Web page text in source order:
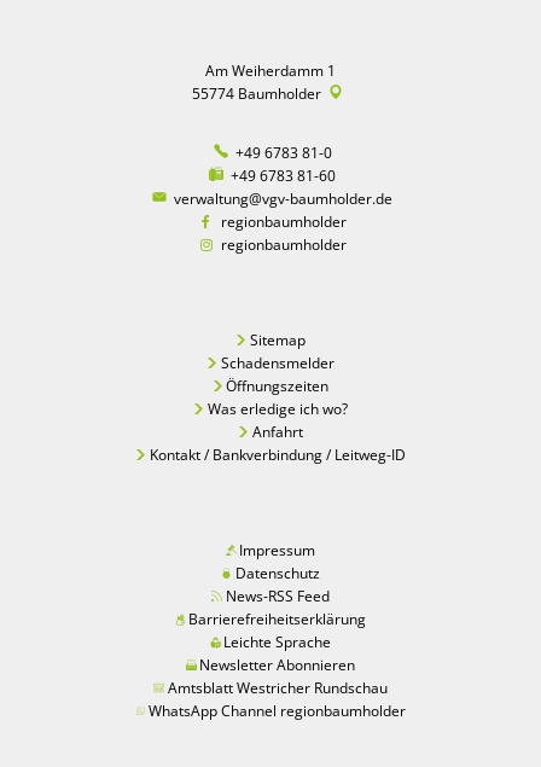
Am Weiherdamm 1
55774 Baumholder
+49 6783 81-0
+49 6783 81-60
verwaltung@vgv-baumholder.de
regionbaumholder
regionbaumholder
Sitemap
Schadensmelder
Öffnungszeiten
Was erledige ich wo?
Anfahrt
Kontakt / Bankverbindung / Leitweg-ID
Impressum
Datenschutz
News-RSS Feed
Barrierefreiheitserklärung
Leichte Sprache
Newsletter Abonnieren
Amtsblatt Westricher Rundschau
WhatsApp Channel regionbaumholder